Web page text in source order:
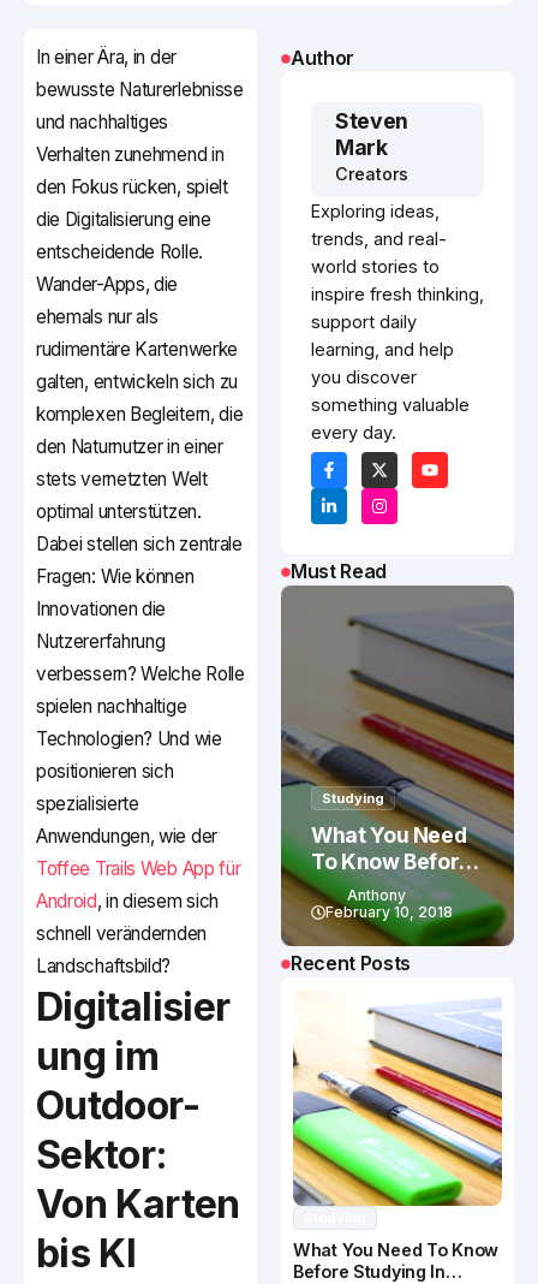
In einer Ära, in der
bewusste Naturerlebnisse
und nachhaltiges
Verhalten zunehmend in
den Fokus rücken, spielt
die Digitalisierung eine
entscheidende Rolle.
Wander-Apps, die
ehemals nur als
rudimentäre Kartenwerke
galten, entwickeln sich zu
komplexen Begleitern, die
den Naturnutzer in einer
stets vernetzten Welt
optimal unterstützen.
Dabei stellen sich zentrale
Fragen: Wie können
Innovationen die
Nutzererfahrung
verbessern? Welche Rolle
spielen nachhaltige
Technologien? Und wie
positionieren sich
spezialisierte
Anwendungen, wie der
Toffee Trails Web App für
Android, in diesem sich
schnell verändernden
Landschaftsbild?
Digitalisier
ung im
Outdoor-
Sektor:
Von Karten
bis KI
Author
Steven
Mark
Creators
Exploring ideas,
trends, and real-
world stories to
inspire fresh thinking,
support daily
learning, and help
you discover
something valuable
every day.
Must Read
Studying
What You Need
To Know Before
Studying In
Canada
Anthony
February 10, 2018
Recent Posts
What You Need To Know
Before Studying In